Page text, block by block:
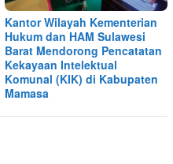
Kantor Wilayah Kementerian
Hukum dan HAM Sulawesi
Barat Mendorong Pencatatan
Kekayaan Intelektual
Komunal (KIK) di Kabupaten
Mamasa